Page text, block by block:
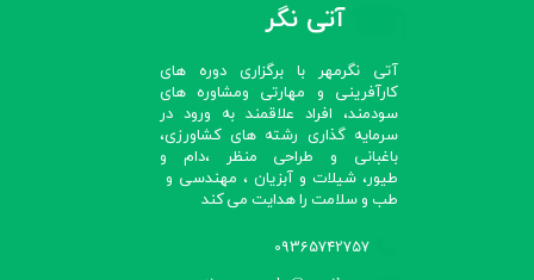
آتی نگر
آتی نگرمهر با برگزاری دوره های
کارآفرینی و مهارتی ومشاوره های
سودمند، افراد علاقمند به ورود در
سرمایه گذاری رشته های کشاورزی،
باغبانی و طراحی منظر ،دام و
طیور، شیلات و آبزیان ، مهندسی و
طب و سلامت را هدایت می کند​​​​​​​
09365742757